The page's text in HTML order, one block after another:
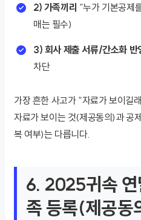
2) 가족끼리 “누가 기본공제
매는 필수)
3) 회사 제출 서류/간소화 반
차단
가장 흔한 사고가 “자료가 보이길
자료가 보이는 것(제공동의)과 공
복 여부)는 다릅니다.
6. 2025귀속
족 등록(제공동